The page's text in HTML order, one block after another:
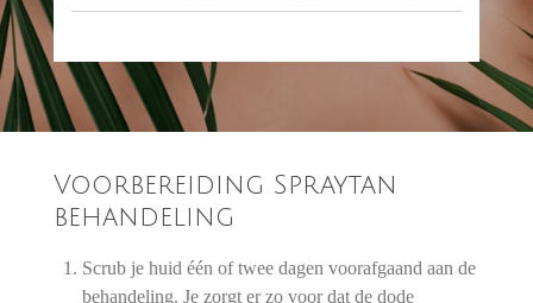
Voorbereiding Spraytan
behandeling
Scrub je huid één of twee dagen voorafgaand aan de
behandeling. Je zorgt er zo voor dat de dode